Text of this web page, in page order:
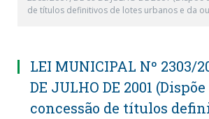
de títulos definitivos de lotes urbanos e da
LEI MUNICIPAL Nº 2303/
DE JULHO DE 2001
concessão de títulos